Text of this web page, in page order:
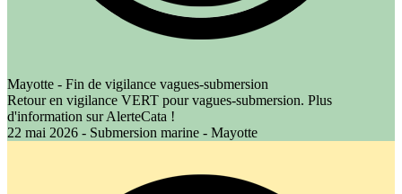
Mayotte - Fin de vigilance vagues-submersion
Retour en vigilance VERT pour vagues-submersion. Plus
d'information sur AlerteCata !
22 mai 2026 - Submersion marine - Mayotte